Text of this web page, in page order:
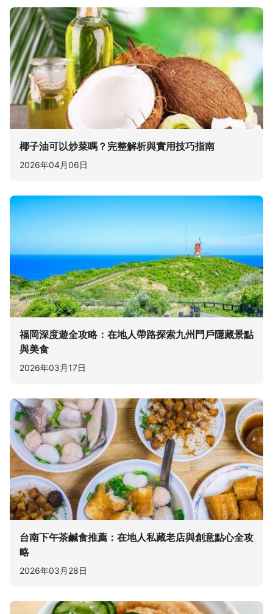
椰子油可以炒菜嗎？完整解析與實用技巧指南
2026年04月06日
福岡深度遊全攻略：在地人帶路探索九州門戶隱藏景點
與美食
2026年03月17日
台南下午茶鹹食推薦：在地人私藏老店與創意點心全攻
略
2026年03月28日